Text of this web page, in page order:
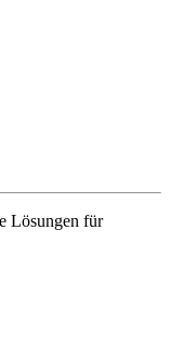
Lösungen für